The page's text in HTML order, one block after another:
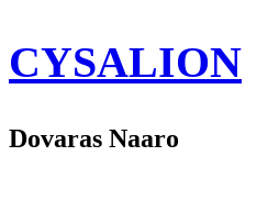
CYSALION
Dovaras Naaro